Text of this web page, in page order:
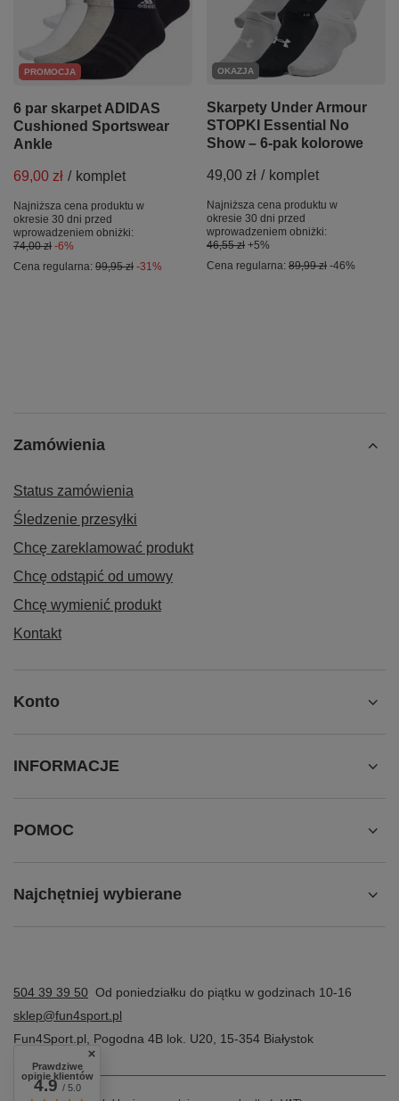
PROMOCJA
6 par skarpet ADIDAS
Cushioned Sportswear
Ankle
69,00 zł / komplet
Najniższa cena produktu w
okresie 30 dni przed
wprowadzeniem obniżki:
74,00 zł -6%
Cena regularna: 99,95 zł -31%
OKAZJA
Skarpety Under Armour
STOPKI Essential No
Show – 6-pak kolorowe
49,00 zł / komplet
Najniższa cena produktu w
okresie 30 dni przed
wprowadzeniem obniżki:
46,55 zł +5%
Cena regularna: 89,99 zł -46%
Zamówienia
Status zamówienia
Śledzenie przesyłki
Chcę zareklamować produkt
Chcę odstąpić od umowy
Chcę wymienić produkt
Kontakt
Konto
INFORMACJE
POMOC
Najchętniej wybierane
504 39 39 50 Od poniedziałku do piątku w godzinach 10-16
sklep@fun4sport.pl
Fun4Sport.pl
Pogodna 4B lok. U20 15-354 Białystok
Prawdziwe
opinie klientów
4.9/ 5.0